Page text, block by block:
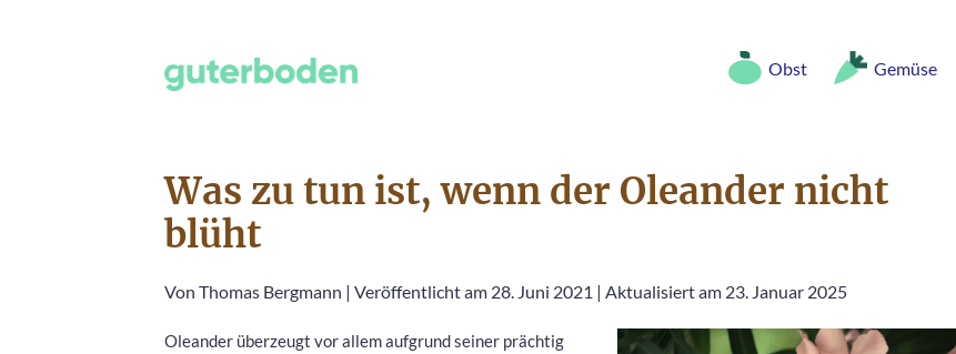
Obst Gemüse
Was zu tun ist, wenn der Oleander nicht
blüht
Von Thomas Bergmann | Veröffentlicht am 28. Juni 2021 | Aktualisiert am 23. Januar 2025
Oleander überzeugt vor allem aufgrund seiner prächtig